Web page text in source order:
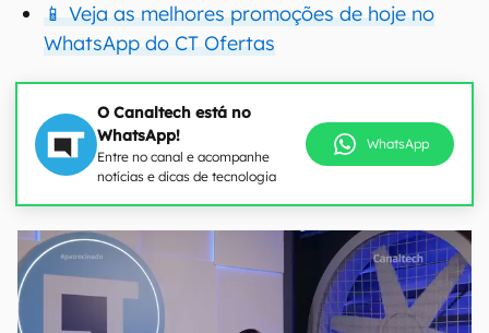
📱 Veja as melhores promoções de hoje no
WhatsApp do CT Ofertas
O Canaltech está no
WhatsApp!
Entre no canal e acompanhe
notícias e dicas de tecnologia
WhatsApp